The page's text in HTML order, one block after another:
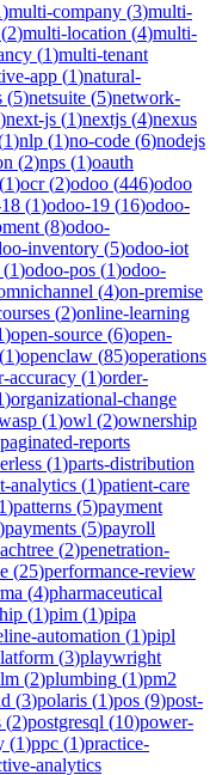
)multi-company (3)multi-
(2)multi-location (4)multi-
(1)multi-tenant
app (1)natural-
(5)netsuite (5)network-
)next-js (1)nextjs (4)nexus
1)nlp (1)no-code (6)nodejs
(2)nps (1)oauth
(1)ocr(2)odoo (446)odoo
(1)odoo-19 (16)odoo-
(8)odoo-
inventory (5)odoo-iot
(1)odoo-pos (1)odoo-
(4)on-premise
(2)online-learning
)open-source (6)open-
(1)openclaw (85)operations
accuracy (1)order-
)organizational-change
(1)owl (2)ownership
paginated-reports
(1)parts-distribution
analytics (1)patient-care
1)patterns (5)payment
)payments (5)payroll
(2)penetration-
(25)performance-review
(4)pharmaceutical
(1)pim (1)pipa
automation (1)pipl
(3)playwright
(2)plumbing (1)pm2
(3)polaris (1)pos (9)post-
(2)postgresql (10)power-
(1)ppc (1)practice-
analytics